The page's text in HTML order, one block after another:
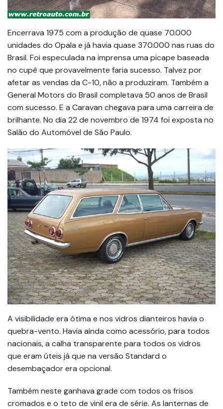
Encerrava 1975 com a produção de quase 70.000
unidades do Opala e já havia quase 370.000 nas ruas do
Brasil. Foi especulada na imprensa uma picape baseada
no cupê que provavelmente faria sucesso. Talvez por
afetar as vendas da C-10, não a produziram. Também a
General Motors do Brasil completava 50 anos de Brasil
com sucesso. E a Caravan chegava para uma carreira de
brilhante. No dia 22 de novembro de 1974 foi exposta no
Salão do Automóvel de São Paulo.
A visibilidade era ótima e nos vidros dianteiros havia o
quebra-vento. Havia ainda como acessório, para todos
nacionais, a calha transparente para todos os vidros
que eram úteis já que na versão Standard o
desembaçador era opcional.
Também neste ganhava grade com todos os frisos
cromados e o teto de vinil era de série. As lanternas de